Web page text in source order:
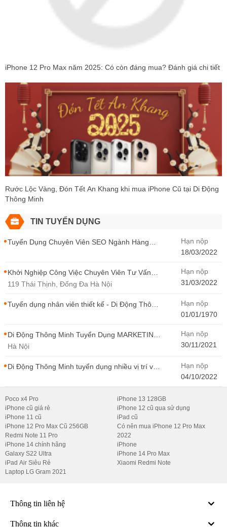
iPhone 12 Pro Max năm 2025: Có còn đáng mua? Đánh giá chi tiết
Rước Lộc Vàng, Đón Tết An Khang khi mua iPhone Cũ tại Di Động
Thông Minh
TIN TUYỂN DỤNG
Tuyển Dụng Chuyên Viên SEO Ngành Hàng
Hạn nộp
18/03/2022
Khởi Nghiệp Công Việc Chuyên Viên Tư Vấn
Bán Hàng Di Động Thông Minh
119 Thái Thịnh, Đống Đa Hà Nội
Hạn nộp
31/03/2022
Tuyển dụng nhân viên thiết kế - Di Động Thông
Hạn nộp
01/01/1970
Di Động Thông Minh Tuyển Dụng MARKETING
- CONTENT WIRITER
Hà Nội
Hạn nộp
30/11/2021
Di Động Thông Minh tuyển dụng nhiều vị trí với
Thông Minh
Hạn nộp
04/10/2022
Poco x4 Pro
iPhone cũ giá rẻ
iPhone 11 cũ
iPhone 12 Pro Max Cũ 256GB
Redmi Note 11 Pro
iPhone 14 chính hãng
Galaxy S22 Ultra
iPad Air Siêu Rẻ
Laptop LG Gram 2021
iPhone 13 128GB
iPhone 12 cũ qua sử dụng
iPad cũ
Có nên mua iPhone 12 Pro Max
2022
iPhone
iPhone 14 Pro Max
Xiaomi Redmi Note
Thông tin liên hệ
Thông tin khác